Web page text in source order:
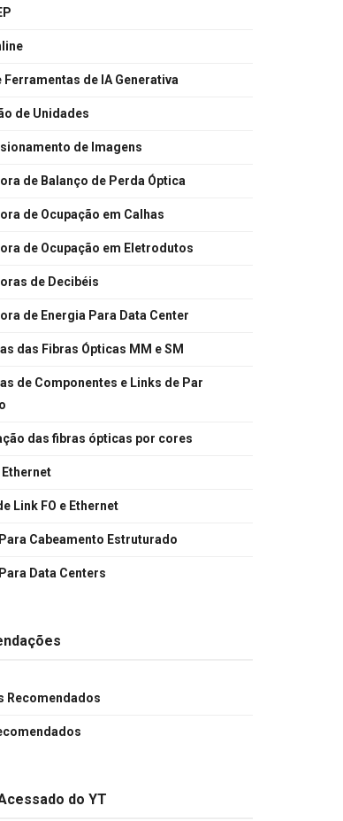
Ferramentas de IA Generativa
de Unidades
de Imagens
de Balanço de Perda Óptica
de Ocupação em Calhas
de Ocupação em Eletrodutos
de Decibéis
de Energia Para Data Center
das Fibras Ópticas MM e SM
de Componentes e Links de Par
das fibras ópticas por cores
Link FO e Ethernet
Cabeamento Estruturado
Data Centers
Recomendados
do YT